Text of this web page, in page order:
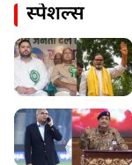
स्पेशल्स